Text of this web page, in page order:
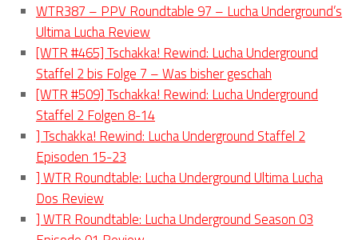
WTR387 – PPV Roundtable 97 – Lucha Underground’s
Ultima Lucha Review
[WTR #465] Tschakka! Rewind: Lucha Underground
Staffel 2 bis Folge 7 – Was bisher geschah
[WTR #509] Tschakka! Rewind: Lucha Underground
Staffel 2 Folgen 8-14
] Tschakka! Rewind: Lucha Underground Staffel 2
Episoden 15-23
] WTR Roundtable: Lucha Underground Ultima Lucha
Dos Review
] WTR Roundtable: Lucha Underground Season 03